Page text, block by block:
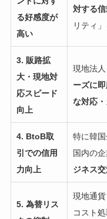
る好感度が
高い
対する
リティ
3. 販路拡
大・現地対
応スピード
向上
現地法人
ーズに
な対応
4. BtoB取
引での信用
力向上
特に韓
国内の企
ジネス
5. 為替リス
現地通
コスト処